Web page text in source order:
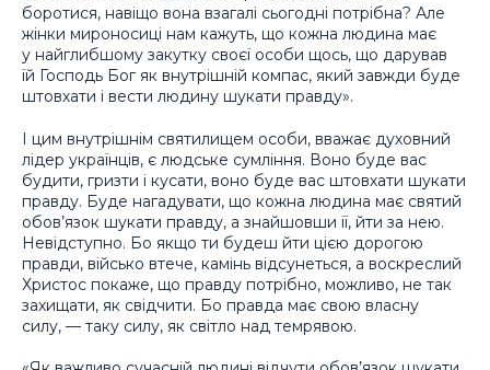
боротися, навіщо вона взагалі сьогодні потрібна? Але
жінки мироносиці нам кажуть, що кожна людина має
у найглибшому закутку своєї особи щось, що дарував
їй Господь Бог як внутрішній компас, який завжди буде
штовхати і вести людину шукати правду».
І цим внутрішнім святилищем особи, вважає духовний
лідер українців, є людське сумління. Воно буде вас
будити, гризти і кусати, воно буде вас штовхати шукати
правду. Буде нагадувати, що кожна людина має святий
обов’язок шукати правду, а знайшовши її, йти за нею.
Невідступно. Бо якщо ти будеш йти цією дорогою
правди, військо втече, камінь відсунеться, а воскреслий
Христос покаже, що правду потрібно, можливо, не так
захищати, як свідчити. Бо правда має свою власну
силу, — таку силу, як світло над темрявою.